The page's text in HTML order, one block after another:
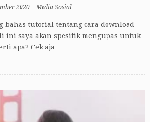
2020 Media Sosial
bahas tutorial tentang cara download
ini saya akan spesifik mengupas untuk
apa? Cek aja.